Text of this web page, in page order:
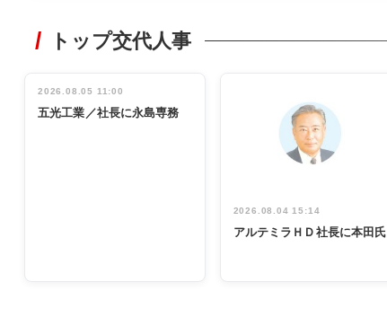
非鉄業界で
管理職編
インタビュ
ー／社内ア
INTERVIEW
トップ交代人事
2026.08.05 11:00
五光工業／社長に永島専務
2026.08.04 15:14
アルテミラＨＤ社長に本田氏